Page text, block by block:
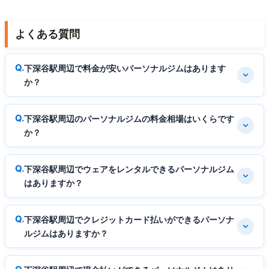
よくある質問
下深谷駅周辺で料金が安いパーソナルジムはあります
か？
下深谷駅周辺のパーソナルジムの料金相場はいくらです
か？
下深谷駅周辺でウェアをレンタルできるパーソナルジム
はありますか？
下深谷駅周辺でクレジットカード払いができるパーソナ
ルジムはありますか？